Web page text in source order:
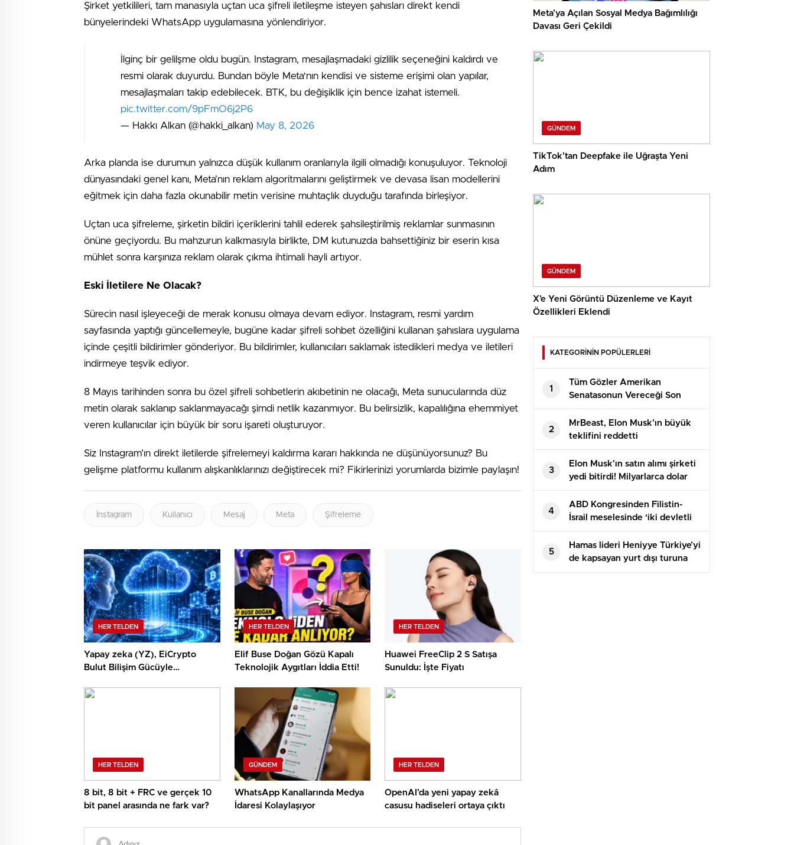
Şirket yetkilileri, tam manasıyla uçtan uca şifreli iletileşme isteyen şahısları direkt kendi
bünyelerindeki WhatsApp uygulamasına yönlendiriyor.
İlginç bir gelilşme oldu bugün. Instagram, mesajlaşmadaki gizlilik seçeneğini kaldırdı ve
resmi olarak duyurdu. Bundan böyle Meta'nın kendisi ve sisteme erişimi olan yapılar,
mesajlaşmaları takip edebilecek. BTK, bu değişiklik için bence izahat istemeli.
pic.twitter.com/9pFmO6j2P6
— Hakkı Alkan (@hakki_alkan) May 8, 2026
Arka planda ise durumun yalnızca düşük kullanım oranlarıyla ilgili olmadığı konuşuluyor. Teknoloji
dünyasındaki genel kanı, Meta’nın reklam algoritmalarını geliştirmek ve devasa lisan modellerini
eğitmek için daha fazla okunabilir metin verisine muhtaçlık duyduğu tarafında birleşiyor.
Uçtan uca şifreleme, şirketin bildiri içeriklerini tahlil ederek şahsileştirilmiş reklamlar sunmasının
önüne geçiyordu. Bu mahzurun kalkmasıyla birlikte, DM kutunuzda bahsettiğiniz bir eserin kısa
mühlet sonra karşınıza reklam olarak çıkma ihtimali hayli artıyor.
Eski İletilere Ne Olacak?
Sürecin nasıl işleyeceği de merak konusu olmaya devam ediyor. Instagram, resmi yardım
sayfasında yaptığı güncellemeyle, bugüne kadar şifreli sohbet özelliğini kullanan şahıslara uygulama
içinde çeşitli bildirimler gönderiyor. Bu bildirimler, kullanıcıları saklamak istedikleri medya ve iletileri
indirmeye teşvik ediyor.
8 Mayıs tarihinden sonra bu özel şifreli sohbetlerin akıbetinin ne olacağı, Meta sunucularında düz
metin olarak saklanıp saklanmayacağı şimdi netlik kazanmıyor. Bu belirsizlik, kapalılığına ehemmiyet
veren kullanıcılar için büyük bir soru işareti oluşturuyor.
Siz Instagram’ın direkt iletilerde şifrelemeyi kaldırma kararı hakkında ne düşünüyorsunuz? Bu
gelişme platformu kullanım alışkanlıklarınızı değiştirecek mi? Fikirlerinizi yorumlarda bizimle paylaşın!
İnstagram Kullanıcı Mesaj Meta Şifreleme
HER TELDEN
Yapay zeka (YZ), EiCrypto
Bulut Bilişim Gücüyle
Edilerek, Türklerin Ayda 12.120
HER TELDEN
Elif Buse Doğan Gözü Kapalı
Teknolojik Aygıtları İddia Etti!
HER TELDEN
Huawei FreeClip 2 S Satışa
Sunuldu: İşte Fiyatı
HER TELDEN
8 bit, 8 bit + FRC ve gerçek 10
bit panel arasında ne fark var?
GÜNDEM
WhatsApp Kanallarında Medya
İdaresi Kolaylaşıyor
HER TELDEN
OpenAI’da yeni yapay zekâ
casusu hadiseleri ortaya çıktı
Meta’ya Açılan Sosyal Medya Bağımlılığı
Davası Geri Çekildi
GÜNDEM
TikTok’tan Deepfake ile Uğraşta Yeni
Adım
GÜNDEM
X’e Yeni Görüntü Düzenleme ve Kayıt
Özellikleri Eklendi
KATEGORİNİN POPÜLERLERİ
1
Tüm Gözler Amerikan
Senatasonun Vereceği Son
Kararda
2
MrBeast, Elon Musk’ın büyük
teklifini reddetti
3
Elon Musk’ın satın alımı şirketi
yedi bitirdi! Milyarlarca dolar
nereye gitti?
4
ABD Kongresinden Filistin-
İsrail meselesinde ‘iki devletli
çözüme’ destek
5
Hamas lideri Heniyye Türkiye’yi
de kapsayan yurt dışı turuna
çıkıyor